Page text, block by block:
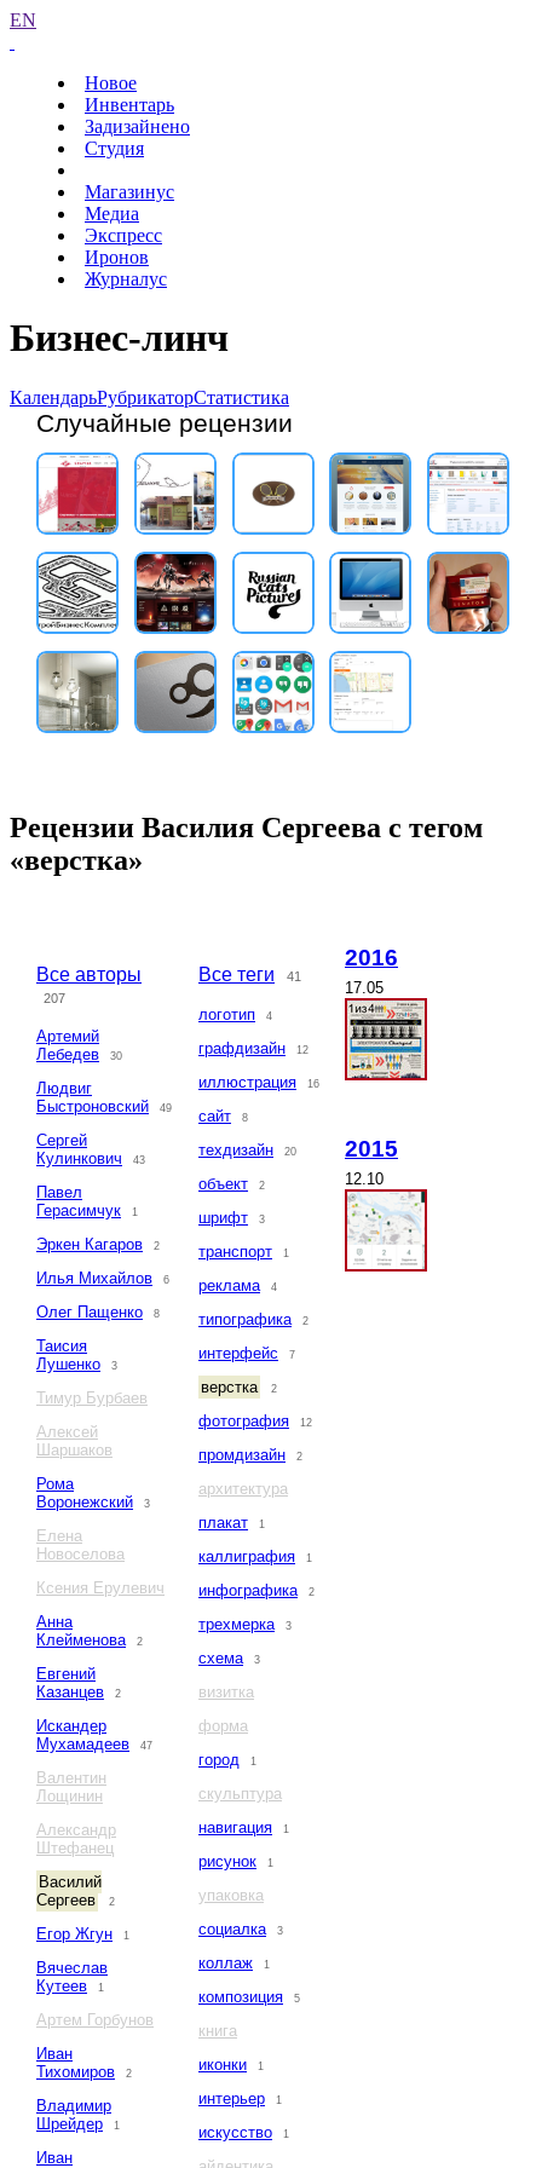
EN
Новое
Инвентарь
Задизайнено
Студия
Магазинус
Медиа
Экспресс
Иронов
Журналус
Бизнес-линч
КалендарьРубрикаторСтатистика
Случайные рецензии
Рецензии Василия Сергеева с тегом
«верстка»
Все авторы
207
Артемий
Лебедев
30
Людвиг
Быстроновский
49
Сергей
Кулинкович
43
Павел
Герасимчук
1
Эркен Кагаров 2
Илья Михайлов 6
Олег Пащенко 8
Таисия
Лушенко
3
Тимур Бурбаев
Алексей
Шаршаков
Рома
Воронежский
3
Елена
Новоселова
Ксения Ерулевич
Анна
Клейменова
2
Евгений
Казанцев
2
Искандер
Мухамадеев
47
Валентин
Лощинин
Александр
Штефанец
Василий
Сергеев
2
Егор Жгун 1
Вячеслав
Кутеев
1
Артем Горбунов
Иван
Тихомиров
2
Владимир
Шрейдер
1
Иван
Все теги 41
логотип 4
графдизайн 12
иллюстрация 16
сайт 8
техдизайн 20
объект 2
шрифт 3
транспорт 1
реклама 4
типографика 2
интерфейс 7
верстка 2
фотография 12
промдизайн 2
архитектура
плакат
1
каллиграфия 1
инфографика 2
трехмерка 3
схема 3
визитка
форма
город
1
скульптура
навигация
1
рисунок 1
упаковка
социалка
3
коллаж 1
композиция 5
книга
иконки
1
интерьер 1
искусство 1
2016
17.05
2015
12.10